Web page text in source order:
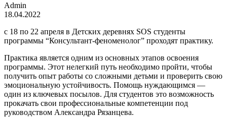
Admin
18.04.2022
с 18 по 22 апреля в Детских деревнях SOS студенты
программы “Консультант-феноменолог” проходят практику.
Практика является одним из основных этапов освоения
программы. Этот нелегкий путь необходимо пройти, чтобы
получить опыт работы со сложными детьми и проверить свою
эмоциональную устойчивость. Помощь нуждающимся —
один из ключевых посылов. Для студентов это возможность
прокачать свои профессиональные компетенции под
руководством Александра Рязанцева.